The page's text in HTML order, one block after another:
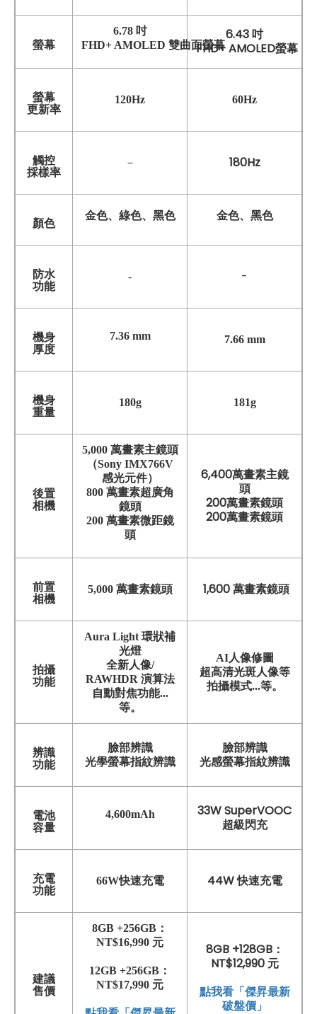
螢幕
6.78 吋
FHD+ AMOLED 雙曲面螢幕
6.43 吋
FHD+ AMOLED螢幕
螢幕
更新率
120Hz 60Hz
觸控
採樣率
－ 180Hz
顏色
金色、綠色、黑色 金色、黑色
防水
功能
- -
機身
厚度
7.36 mm 7.66 mm
機身
重量
180g 181g
後置
相機
5,000 萬畫素主鏡頭
（Sony IMX766V
感光元件）
800 萬畫素超廣角
鏡頭
200 萬畫素微距鏡
頭
6,400萬畫素主鏡
頭
200萬畫素鏡頭
200萬畫素鏡頭
前置
相機
5,000 萬畫素鏡頭 1,600 萬畫素鏡頭
拍攝
功能
Aura Light 環狀補
光燈
全新人像/
RAWHDR 演算法
自動對焦功能...
等。
AI人像修圖
超高清光斑人像等
拍攝模式...等。
辨識
功能
臉部辨識
光學螢幕指紋辨識
臉部辨識
光感螢幕指紋辨識
電池
容量
4,600mAh
33W SuperVOOC
超級閃充
充電
功能
66W快速充電 44W快速充電
建議
售價
8GB +256GB：
NT$16,990 元
12GB +256GB：
NT$17,990 元
8GB +128GB：
NT$12,990 元
點我看「傑昇最新
破盤價」